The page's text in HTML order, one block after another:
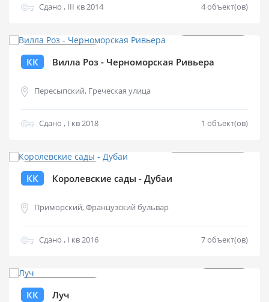
Сдано , III кв 2014 4 объект(ов)
КК Вилла Роз - Черноморская Ривьера
Пересыпский, Греческая улица
Сдано , I кв 2018 1 объект(ов)
КК Королевские сады - Дубаи
Приморский, Французский бульвар
Сдано , I кв 2016 7 объект(ов)
КК Луч